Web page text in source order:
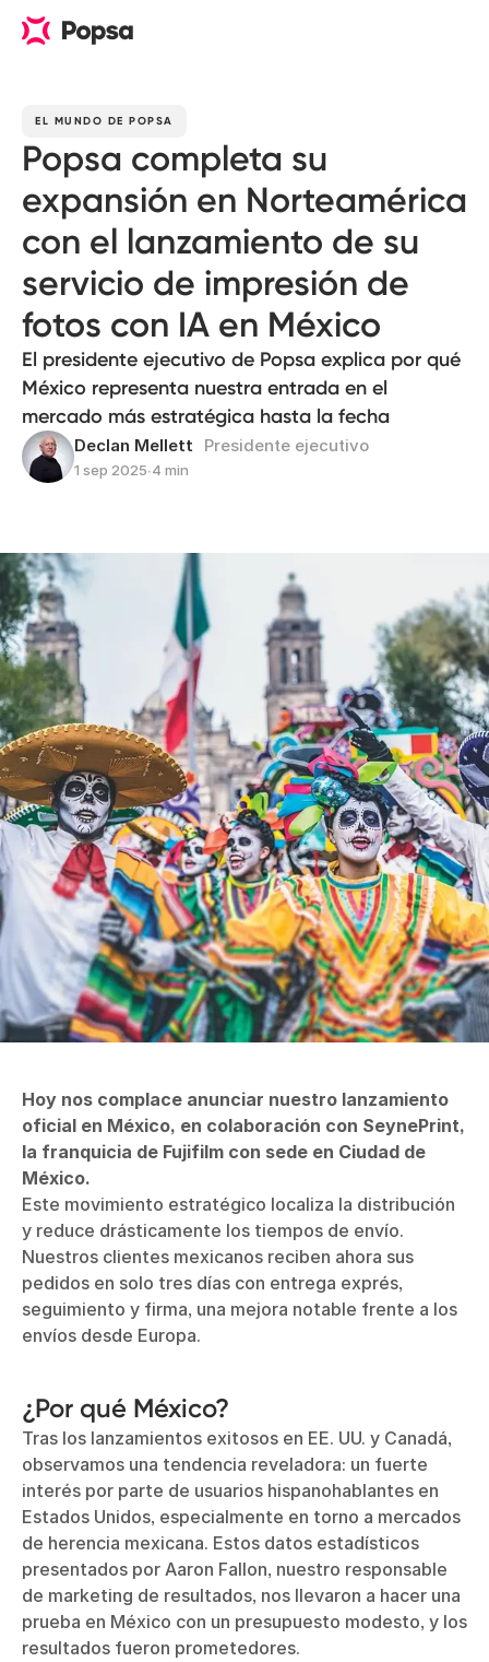
EL MUNDO DE POPSA
Popsa completa su
expansión en Norteamérica
con el lanzamiento de su
servicio de impresión de
fotos con IA en México
El presidente ejecutivo de Popsa explica por qué
México representa nuestra entrada en el
mercado más estratégica hasta la fecha
Declan Mellett Presidente ejecutivo
1 sep 2025∙4 min
Hoy nos complace anunciar nuestro lanzamiento
oficial en México, en colaboración con SeynePrint,
la franquicia de Fujifilm con sede en Ciudad de
México.
Este movimiento estratégico localiza la distribución
y reduce drásticamente los tiempos de envío.
Nuestros clientes mexicanos reciben ahora sus
pedidos en solo tres días con entrega exprés,
seguimiento y firma, una mejora notable frente a los
envíos desde Europa.
¿Por qué México?
Tras los lanzamientos exitosos en EE. UU. y Canadá,
observamos una tendencia reveladora: un fuerte
interés por parte de usuarios hispanohablantes en
Estados Unidos, especialmente en torno a mercados
de herencia mexicana. Estos datos estadísticos
presentados por Aaron Fallon, nuestro responsable
de marketing de resultados, nos llevaron a hacer una
prueba en México con un presupuesto modesto, y los
resultados fueron prometedores.